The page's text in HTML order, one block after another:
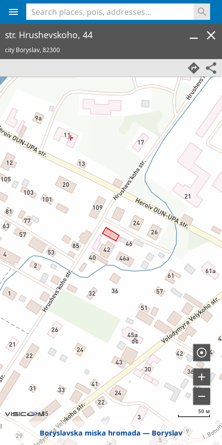
Boryslavska miska hromada Boryslav
50 м
str. Hrushevskoho, 44
city Boryslav,82300
<% console.log(hcard) %>